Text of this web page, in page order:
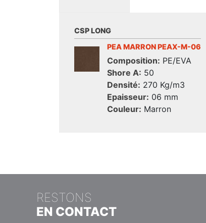
CSP LONG
PEA MARRON PEAX-M-06
Composition: PE/EVA
Shore A: 50
Densité: 270 Kg/m3
Epaisseur: 06 mm
Couleur: Marron
RESTONS
EN CONTACT